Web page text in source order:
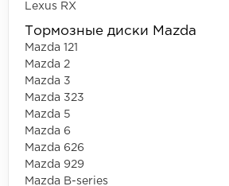
Lexus RX
Тормозные диски Mazda
Mazda 121
Mazda 2
Mazda 3
Mazda 323
Mazda 5
Mazda 6
Mazda 626
Mazda 929
Mazda B-series